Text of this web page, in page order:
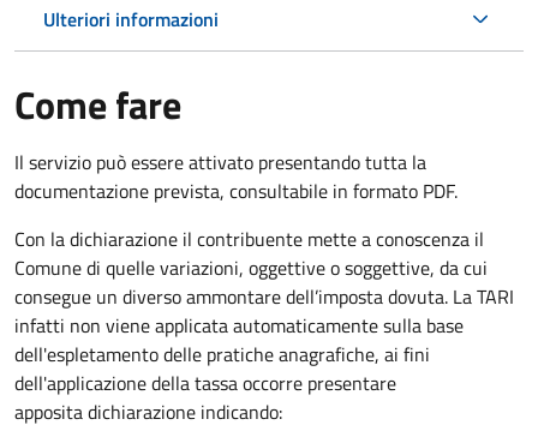
Ulteriori informazioni
Come fare
Il servizio può essere attivato presentando tutta la
documentazione prevista, consultabile in formato PDF.
Con la dichiarazione il contribuente mette a conoscenza il
Comune di quelle variazioni, oggettive o soggettive, da cui
consegue un diverso ammontare dell’imposta dovuta. La TARI
infatti non viene applicata automaticamente sulla base
dell'espletamento delle pratiche anagrafiche, ai fini
dell'applicazione della tassa occorre presentare
apposita dichiarazione indicando: